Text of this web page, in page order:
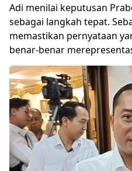
Adi menilai keputusan
sebagai langkah tepat.
memastikan pernyataan
benar-benar